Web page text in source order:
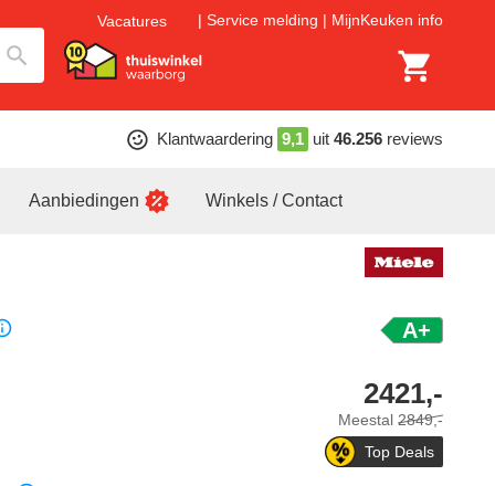
Vacatures Service melding MijnKeuken info
Klantwaardering 9,1 uit 46.256 reviews
Aanbiedingen Winkels / Contact
A+
Meestal 2849,-
2421,-
Top Deals